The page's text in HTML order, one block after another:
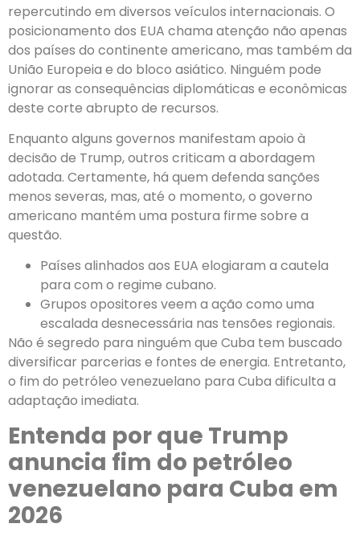
repercutindo em diversos veículos internacionais. O
posicionamento dos EUA chama atenção não apenas
dos países do continente americano, mas também da
União Europeia e do bloco asiático. Ninguém pode
ignorar as consequências diplomáticas e econômicas
deste corte abrupto de recursos.
Enquanto alguns governos manifestam apoio à
decisão de Trump, outros criticam a abordagem
adotada. Certamente, há quem defenda sanções
menos severas, mas, até o momento, o governo
americano mantém uma postura firme sobre a
questão.
Países alinhados aos EUA elogiaram a cautela
para com o regime cubano.
Grupos opositores veem a ação como uma
escalada desnecessária nas tensões regionais.
Não é segredo para ninguém que Cuba tem buscado
diversificar parcerias e fontes de energia. Entretanto,
o fim do petróleo venezuelano para Cuba dificulta a
adaptação imediata.
Entenda por que Trump
anuncia fim do petróleo
venezuelano para Cuba em
2026